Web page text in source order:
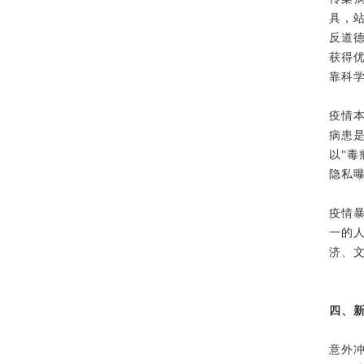
具，
反道
获得
靠科
疫情
病患
以“
隐私
疫情
一的
济、
四、
意外